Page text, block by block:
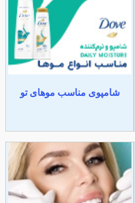
شامپوی مناسب موهای تو